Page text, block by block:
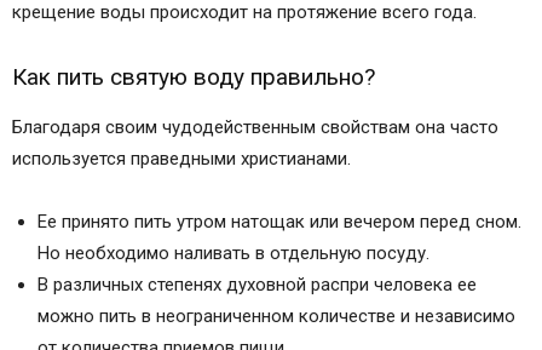
крещение воды происходит на протяжение всего года.
Как пить святую воду правильно?
Благодаря своим чудодейственным свойствам она часто
используется праведными христианами.
Ее принято пить утром натощак или вечером перед сном.
Но необходимо наливать в отдельную посуду.
В различных степенях духовной распри человека ее
можно пить в неограниченном количестве и независимо